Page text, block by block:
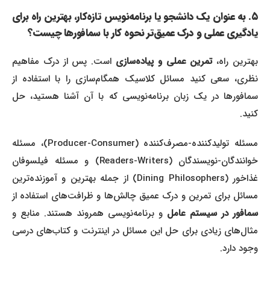
۵. به عنوان یک دانشجو یا برنامه‌نویس تازه‌کار، بهترین راه برای
یادگیری عملی و درک عمیق‌تر نحوه کار با سمافورها چیست؟
بهترین راه،تمرین عملی و پیاده‌سازیاست. پس از درک مفاهیم
نظری، سعی کنید مسائل کلاسیک همگام‌سازی را با استفاده از
سمافورها در یک زبان برنامه‌نویسی که با آن آشنا هستید، حل
کنید.
مسئله تولیدکننده-مصرف‌کننده (Producer-Consumer)، مسئله
خوانندگان-نویسندگان (Readers-Writers) و مسئله فیلسوفان
غذاخور (Dining Philosophers) از جمله بهترین و آموزنده‌ترین
مسائل برای تمرین و درک عمیق چالش‌ها و ظرافت‌های استفاده از
سمافور در سیستم عاملو برنامه‌نویسی همروند هستند. منابع و
مثال‌های زیادی برای حل این مسائل در اینترنت و کتاب‌های درسی
وجود دارد.